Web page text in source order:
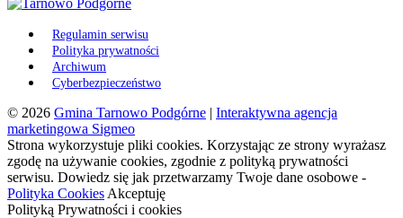
Regulamin serwisu
Polityka prywatności
Archiwum
Cyberbezpieczeństwo
© 2026 Gmina Tarnowo Podgórne | Interaktywna agencja
marketingowa Sigmeo
Strona wykorzystuje pliki cookies. Korzystając ze strony wyrażasz
zgodę na używanie cookies, zgodnie z polityką prywatności
serwisu. Dowiedz się jak przetwarzamy Twoje dane osobowe -
Polityka Cookies Akceptuję
Polityką Prywatności i cookies